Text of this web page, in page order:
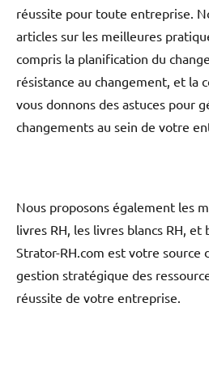
réussite pour toute entreprise.
articles sur les meilleures
compris la planification du
résistance au changement, et la
vous donnons des astuces pour
changements au sein de votre
Nous proposons également les
livres RH, les livres blancs RH, et
Strator-RH.com est votre source
gestion stratégique des
réussite de votre entreprise.